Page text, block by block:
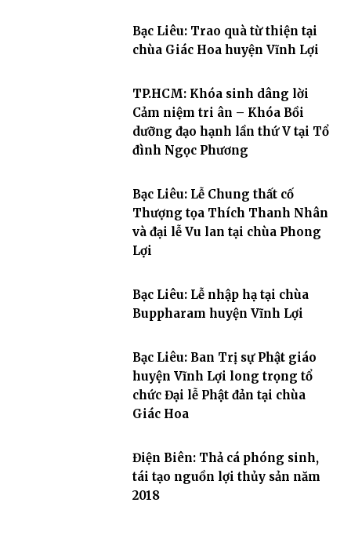
Bạc Liêu: Trao quà từ thiện tại
chùa Giác Hoa huyện Vĩnh Lợi
TP.HCM: Khóa sinh dâng lời
Cảm niệm tri ân – Khóa Bồi
dưỡng đạo hạnh lần thứ V tại Tổ
đình Ngọc Phương
Bạc Liêu: Lễ Chung thất cố
Thượng tọa Thích Thanh Nhân
và đại lễ Vu lan tại chùa Phong
Lợi
Bạc Liêu: Lễ nhập hạ tại chùa
Buppharam huyện Vĩnh Lợi
Bạc Liêu: Ban Trị sự Phật giáo
huyện Vĩnh Lợi long trọng tổ
chức Đại lễ Phật đản tại chùa
Giác Hoa
Điện Biên: Thả cá phóng sinh,
tái tạo nguồn lợi thủy sản năm
2018